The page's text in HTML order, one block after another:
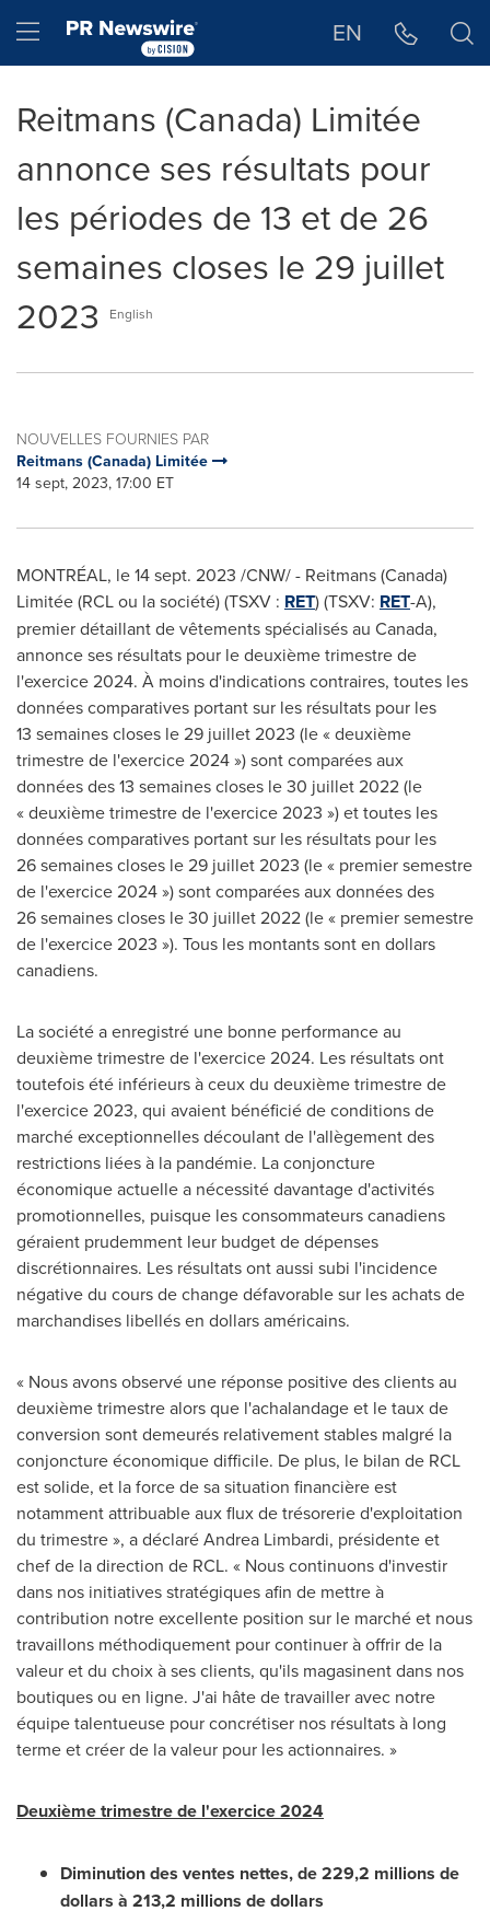
Hamburger menu EN
Reitmans (Canada) Limitée
annonce ses résultats pour
les périodes de 13 et de 26
semaines closes le 29 juillet
2023
English
NOUVELLES FOURNIES PAR
Reitmans (Canada) Limitée
14 sept, 2023, 17:00 ET
MONTRÉAL, le14 sept. 2023 /CNW/ - Reitmans (Canada)
Limitée (RCL ou la société) (TSXV : RET) (TSXV: RET-A),
premier détaillant de vêtements spécialisés au Canada,
annonce ses résultats pour le deuxième trimestre de
l'exercice 2024. À moins d'indications contraires, toutes les
données comparatives portant sur les résultats pour les
13 semaines closes le 29 juillet 2023 (le « deuxième
trimestre de l'exercice 2024 ») sont comparées aux
données des 13 semaines closes le 30 juillet 2022 (le
« deuxième trimestre de l'exercice 2023 ») et toutes les
données comparatives portant sur les résultats pour les
26 semaines closes le 29 juillet 2023 (le « premier semestre
de l'exercice 2024 ») sont comparées aux données des
26 semaines closes le 30 juillet 2022 (le « premier semestre
de l'exercice 2023 »). Tous les montants sont en dollars
canadiens.
La société a enregistré une bonne performance au
deuxième trimestre de l'exercice 2024. Les résultats ont
toutefois été inférieurs à ceux du deuxième trimestre de
l'exercice 2023, qui avaient bénéficié de conditions de
marché exceptionnelles découlant de l'allègement des
restrictions liées à la pandémie. La conjoncture
économique actuelle a nécessité davantage d'activités
promotionnelles, puisque les consommateurs canadiens
géraient prudemment leur budget de dépenses
discrétionnaires. Les résultats ont aussi subi l'incidence
négative du cours de change défavorable sur les achats de
marchandises libellés en dollars américains.
« Nous avons observé une réponse positive des clients au
deuxième trimestre alors que l'achalandage et le taux de
conversion sont demeurés relativement stables malgré la
conjoncture économique difficile. De plus, le bilan de RCL
est solide, et la force de sa situation financière est
notamment attribuable aux flux de trésorerie d'exploitation
du trimestre », a déclaré Andrea Limbardi, présidente et
chef de la direction de RCL. « Nous continuons d'investir
dans nos initiatives stratégiques afin de mettre à
contribution notre excellente position sur le marché et nous
travaillons méthodiquement pour continuer à offrir de la
valeur et du choix à ses clients, qu'ils magasinent dans nos
boutiques ou en ligne. J'ai hâte de travailler avec notre
équipe talentueuse pour concrétiser nos résultats à long
terme et créer de la valeur pour les actionnaires. »
Deuxième trimestre de l'exercice 2024
Diminution des ventes nettes, de 229,2 millions de
dollars à 213,2 millions de dollars